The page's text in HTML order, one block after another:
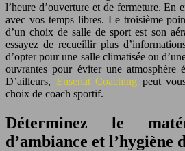
l’heure d’ouverture et de fermeture. En
avec vos temps libres. Le troisième
d’un choix de salle de sport est son
essayez de recueillir plus
d’opter pour une salle climatisée ou
ouvrantes pour éviter une atmosphère
D’ailleurs, Ensenat Coaching peut
choix de coach sportif.
Déterminez le
d’ambiance et l’hygiène